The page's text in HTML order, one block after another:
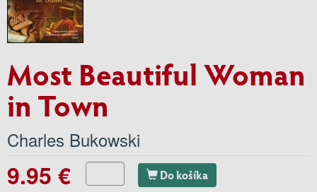
Most Beautiful Woman
in Town
Charles Bukowski
9.95 € Do košíka